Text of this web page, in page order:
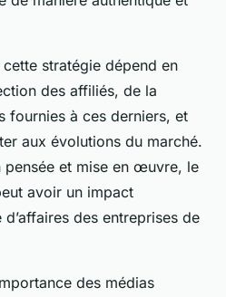
stratégie dépend en
des affiliés, de la
fournies à ces derniers, et
aux évolutions du marché.
pensée et mise en œuvre, le
avoir un impact
des entreprises de
des médias